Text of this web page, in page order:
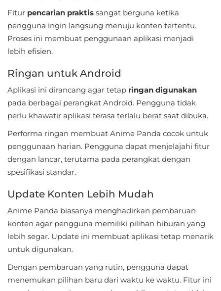
Magazines
Personalisasi
Personalization
Productivity
Shopping
Social
Sports
Travel
Fitur pencarian praktis sangat berguna ketika
pengguna ingin langsung menuju konten tertentu.
Proses ini membuat penggunaan aplikasi menjadi
lebih efisien.
Ringan untuk Android
Aplikasi ini dirancang agar tetap ringan digunakan
pada berbagai perangkat Android. Pengguna tidak
perlu khawatir aplikasi terasa terlalu berat saat dibuka.
Performa ringan membuat Anime Panda cocok untuk
penggunaan harian. Pengguna dapat menjelajahi fitur
dengan lancar, terutama pada perangkat dengan
spesifikasi standar.
Update Konten Lebih Mudah
Anime Panda biasanya menghadirkan pembaruan
konten agar pengguna memiliki pilihan hiburan yang
lebih segar. Update ini membuat aplikasi tetap menarik
untuk digunakan.
Dengan pembaruan yang rutin, pengguna dapat
menemukan pilihan baru dari waktu ke waktu. Fitur ini